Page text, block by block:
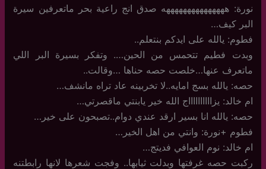
نورة: هههههههههههههههه صدق انج راعية بحر ماتعرفين سيرة
البر كيف…
فطوم: يالله على ايدكم بنتعلم..
وبدت فطيم تتحمس من الحين…. وتفكر بسيرة البر اللي
ماتعرف عنها…خلصت حصه حناها …وقالت..
حصه: يالله بسج امايه..لا تخربينه عاد تراه مانشف…
ام خالد: يزااااااااااج الله خير يابنتي ماقصرتي…
حصه: يالله انا بسير ارقد عندي دوام..تصبحون على خير…
فطوم +نورة: وانتي من اهل الخير…
ام خالد: نوم العوافي فديتج…
ركبت حصه غرفتها وبدلت ثيابها.. وفجت شعرها لانها رابطتنه